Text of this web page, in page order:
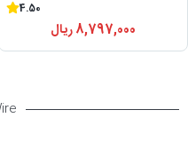
4.50
8,797,000ریال